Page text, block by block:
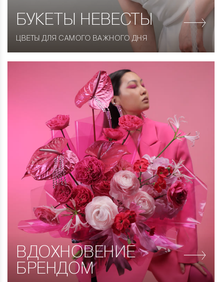
БУКЕТЫ НЕВЕСТЫ
ЦВЕТЫ ДЛЯ САМОГО ВАЖНОГО ДНЯ
ВДОХНОВЕНИЕ
БРЕНДОМ